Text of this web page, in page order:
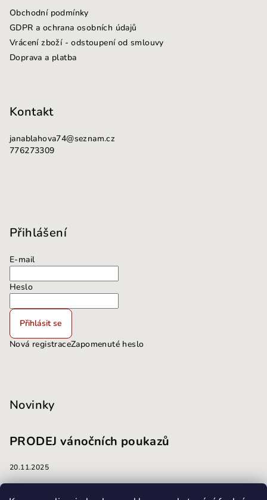
Obchodní podmínky
GDPR a ochrana osobních údajů
Vrácení zboží - odstoupení od smlouvy
Doprava a platba
Kontakt
janablahova74@seznam.cz
776273309
Přihlášení
E-mail
Heslo
Přihlásit se
Nová registraceZapomenuté heslo
Novinky
PRODEJ vánočních poukazů
20.11.2025